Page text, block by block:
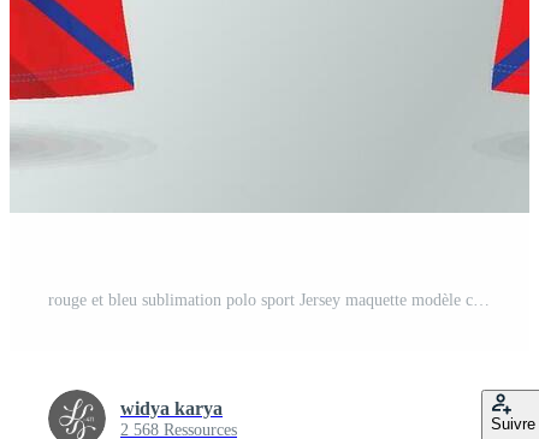
widya karya
2 568 Ressources Suivre